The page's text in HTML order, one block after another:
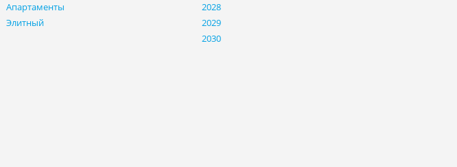
Апартаменты
Элитный
2028
2029
2030